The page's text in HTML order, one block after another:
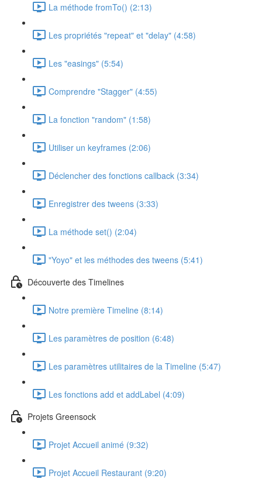
La méthode fromTo() (2:13)
Les propriétés "repeat" et "delay" (4:58)
Les "easings" (5:54)
Comprendre "Stagger" (4:55)
La fonction "random" (1:58)
Utiliser un keyframes (2:06)
Déclencher des fonctions callback (3:34)
Enregistrer des tweens (3:33)
La méthode set() (2:04)
"Yoyo" et les méthodes des tweens (5:41)
Découverte des Timelines
Notre première Timeline (8:14)
Les paramètres de position (6:48)
Les paramètres utilitaires de la Timeline (5:47)
Les fonctions add et addLabel (4:09)
Projets Greensock
Projet Accueil animé (9:32)
Projet Accueil Restaurant (9:20)